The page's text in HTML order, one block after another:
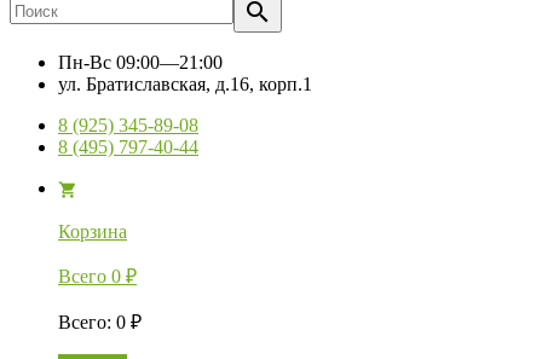
Пн-Вс 09:00—21:00
ул. Братиславская, д.16, корп.1
8 (925) 345-89-08
8 (495) 797-40-44
Корзина
Всего 0 ₽
Всего: 0 ₽